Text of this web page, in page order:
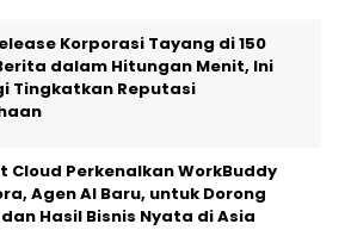
Korporasi Tayang di 150
dalam Hitungan Menit, Ini
Tingkatkan Reputasi
Cloud Perkenalkan WorkBuddy
Agen AI Baru, untuk Dorong
Hasil Bisnis Nyata di Asia